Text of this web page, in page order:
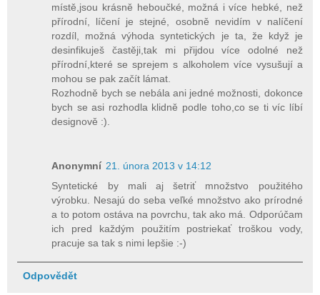
místě,jsou krásně heboučké, možná i více hebké, než
přírodní, líčení je stejné, osobně nevidím v nalíčení
rozdíl, možná výhoda syntetických je ta, že když je
desinfikuješ častěji,tak mi přijdou více odolné než
přírodní,které se sprejem s alkoholem více vysušují a
mohou se pak začít lámat.
Rozhodně bych se nebála ani jedné možnosti, dokonce
bych se asi rozhodla klidně podle toho,co se ti víc líbí
designově :).
Anonymní 21. února 2013 v 14:12
Syntetické by mali aj šetriť množstvo použitého
výrobku. Nesajú do seba veľké množstvo ako prírodné
a to potom ostáva na povrchu, tak ako má. Odporúčam
ich pred každým použitím postriekať troškou vody,
pracuje sa tak s nimi lepšie :-)
Odpovědět